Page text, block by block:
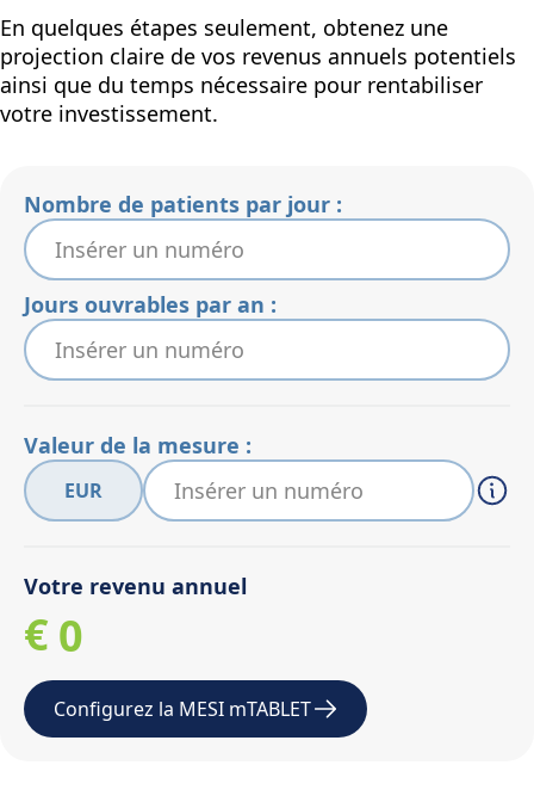
En quelques étapes seulement, obtenez une
projection claire de vos revenus annuels potentiels
ainsi que du temps nécessaire pour rentabiliser
votre investissement.
Nombre de patients par jour :
Jours ouvrables par an :
Valeur de la mesure :
EUR
Votre revenu annuel
€ 0
1
2
Configurez la MESI mTABLET